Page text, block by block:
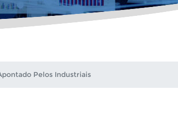
Pelos Industriais